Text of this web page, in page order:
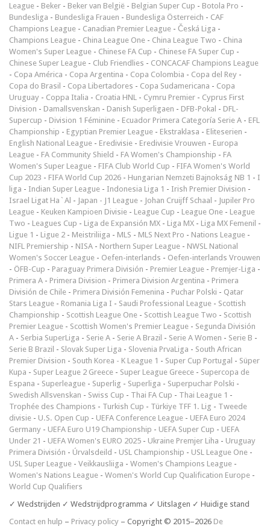
League - Beker - Beker van België - Belgian Super Cup - Botola Pro -
Bundesliga - Bundesliga Frauen - Bundesliga Österreich - CAF
Champions League - Canadian Premier League - Česká Liga -
Champions League - China League One - China League Two - China
Women's Super League - Chinese FA Cup - Chinese FA Super Cup -
Chinese Super League - Club Friendlies - CONCACAF Champions League
- Copa América - Copa Argentina - Copa Colombia - Copa del Rey -
Copa do Brasil - Copa Libertadores - Copa Sudamericana - Copa
Uruguay - Coppa Italia - Croatia HNL - Cymru Premier - Cyprus First
Division - Damallsvenskan - Danish Superligaen - DFB-Pokal - DFL-
Supercup - Division 1 Féminine - Ecuador Primera Categoría Serie A - EFL
Championship - Egyptian Premier League - Ekstraklasa - Eliteserien -
English National League - Eredivisie - Eredivisie Vrouwen - Europa
League - FA Community Shield - FA Women's Championship - FA
Women's Super League - FIFA Club World Cup - FIFA Women's World
Cup 2023 - FIFA World Cup 2026 - Hungarian Nemzeti Bajnokság NB 1 - I
liga - Indian Super League - Indonesia Liga 1 - Irish Premier Division -
Israel Ligat Ha`Al - Japan - J1 League - Johan Cruijff Schaal - Jupiler Pro
League - Keuken Kampioen Divisie - League Cup - League One - League
Two - Leagues Cup - Liga de Expansión MX - Liga MX - Liga MX Femenil -
Ligue 1 - Ligue 2 - Meistriliiga - MLS - MLS Next Pro - Nations League -
NIFL Premiership - NISA - Northern Super League - NWSL National
Women's Soccer League - Oefen-interlands - Oefen-interlands Vrouwen
- ÖFB-Cup - Paraguay Primera División - Premier League - Premjer-Liga -
Primera A - Primera Division - Primera Division Argentina - Primera
División de Chile - Primera División Femenina - Puchar Polski - Qatar
Stars League - Romania Liga I - Saudi Professional League - Scottish
Championship - Scottish League One - Scottish League Two - Scottish
Premier League - Scottish Women's Premier League - Segunda División
A - Serbia SuperLiga - Serie A - Serie A Brazil - Serie A Women - Serie B -
Serie B Brazil - Slovak Super Liga - Slovenia PrvaLiga - South African
Premier Division - South Korea - K League 1 - Super Cup Portugal - Süper
Kupa - Super League 2 Greece - Super League Greece - Supercopa de
Espana - Superleague - Superlig - Superliga - Superpuchar Polski -
Swedish Allsvenskan - Swiss Cup - Thai FA Cup - Thai League 1 -
Trophée des Champions - Turkish Cup - Türkiye TFF 1. Lig - Tweede
divisie - U.S. Open Cup - UEFA Conference League - UEFA Euro 2024
Germany - UEFA Euro U19 Championship - UEFA Super Cup - UEFA
Under 21 - UEFA Women's EURO 2025 - Ukraine Premjer Liha - Uruguay
Primera División - Úrvalsdeild - USL Championship - USL League One -
USL Super League - Veikkausliiga - Women's Champions League -
Women's Nations League - Women's World Cup Qualification Europe -
World Cup Qualifiers
✓ Wedstrijden ✓ Wedstrijdprogramma ✓ Uitslagen ✓ Huidige stand
Contact en hulp – Privacy policy – Copyright © 2015–2026 De